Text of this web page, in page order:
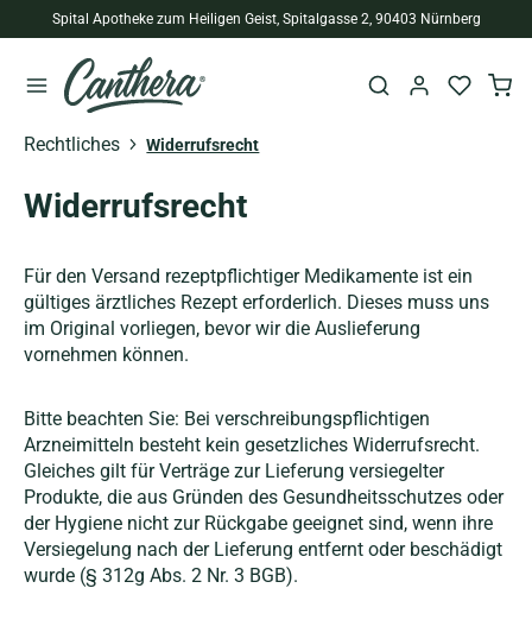
springen
Spital Apotheke zum Heiligen Geist, Spitalgasse 2, 90403 Nürnberg
Rechtliches Widerrufsrecht
Widerrufsrecht
Für den Versand rezeptpflichtiger Medikamente ist ein
gültiges ärztliches Rezept erforderlich. Dieses muss uns
im Original vorliegen, bevor wir die Auslieferung
vornehmen können.
Bitte beachten Sie: Bei verschreibungspflichtigen
Arzneimitteln besteht kein gesetzliches Widerrufsrecht.
Gleiches gilt für Verträge zur Lieferung versiegelter
Produkte, die aus Gründen des Gesundheitsschutzes oder
der Hygiene nicht zur Rückgabe geeignet sind, wenn ihre
Versiegelung nach der Lieferung entfernt oder beschädigt
wurde (§ 312g Abs. 2 Nr. 3 BGB).